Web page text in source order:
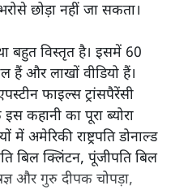
छोड़ा नहीं जा सकता।
बहुत विस्तृत है। इसमें 60
और लाखों वीडियो हैं।
फाइल्स ट्रांसपैरेंसी
कहानी का पूरा ब्योरा
अमेरिकी राष्ट्रपति डोनाल्ड
बिल क्लिंटन, पूंजीपति बिल
और गुरु दीपक चोपड़ा,